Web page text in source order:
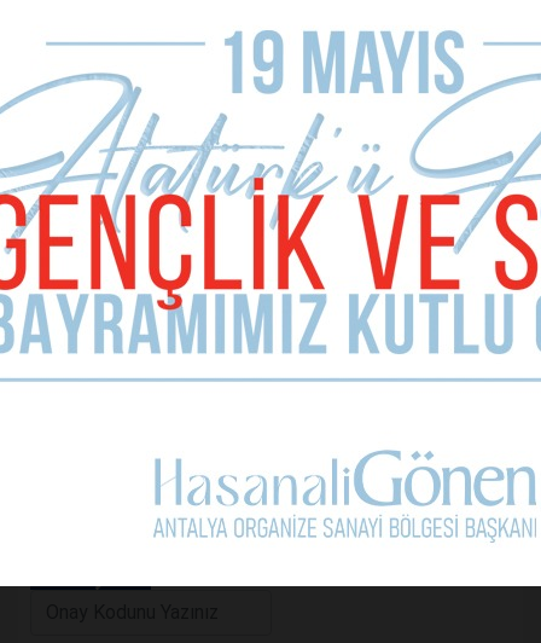
E-mail Adresiniz (zorunlu değil)
Telefon (zorunlu değil)